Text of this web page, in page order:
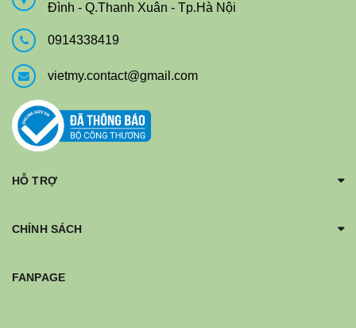
Đình - Q.Thanh Xuân - Tp.Hà Nội
0914338419
vietmy.contact@gmail.com
HỖ TRỢ
CHÍNH SÁCH
FANPAGE